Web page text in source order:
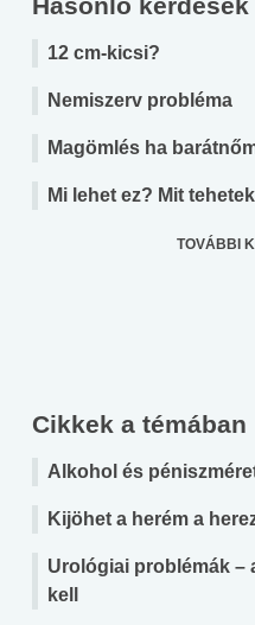
12 cm-kicsi?
Nemiszerv probléma
Magömlés ha
Mi lehet ez? Mit
TOVÁBBI
Cikkek a témában
Alkohol és
Kijöhet a herém a
Urológiai problémák –
kell